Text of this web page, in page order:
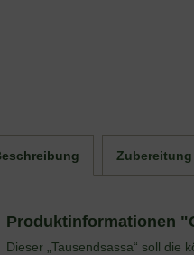
Zubereitung
Produktinformationen
Dieser „Tausendsassa“ soll die